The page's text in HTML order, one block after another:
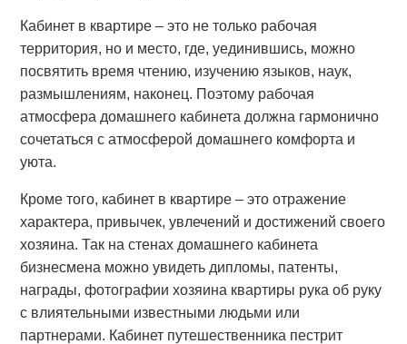
Кабинет в квартире – это не только рабочая
территория, но и место, где, уединившись, можно
посвятить время чтению, изучению языков, наук,
размышлениям, наконец. Поэтому рабочая
атмосфера домашнего кабинета должна гармонично
сочетаться с атмосферой домашнего комфорта и
уюта.
Кроме того, кабинет в квартире – это отражение
характера, привычек, увлечений и достижений своего
хозяина. Так на стенах домашнего кабинета
бизнесмена можно увидеть дипломы, патенты,
награды, фотографии хозяина квартиры рука об руку
с влиятельными известными людьми или
партнерами. Кабинет путешественника пестрит